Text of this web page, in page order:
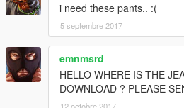
i need these pants.. :(
5 septembre 2017
emnmsrd
HELLO WHERE IS THE
DOWNLOAD ? PLEASE